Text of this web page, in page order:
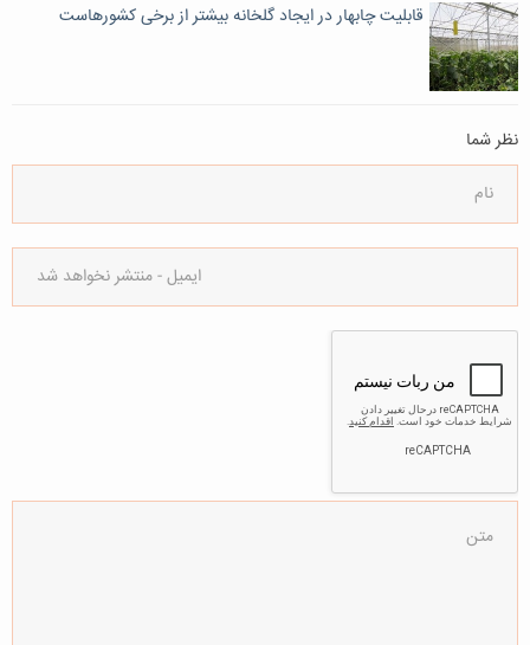
قابلیت چابهار در ایجاد گلخانه بیشتر از برخی کشورهاست
نظر شما